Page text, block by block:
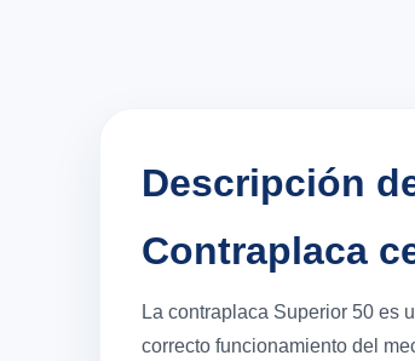
Descripción
Contraplaca
La contraplaca Superior 50 es
correcto funcionamiento del